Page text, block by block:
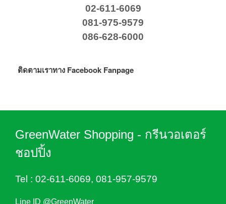
02-611-6069
081-975-9579
086-628-6000
ติดตามเราทาง Facebook Fanpage
GreenWater Shopping - กรีนวอเตอร์
ชอปปิ้ง
Tel : 02-611-6069, 081-957-9579
Line ID @GreenWater